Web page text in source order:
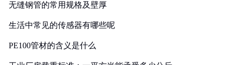
无缝钢管的常用规格及壁厚
生活中常见的传感器有哪些呢
PE100管材的含义是什么